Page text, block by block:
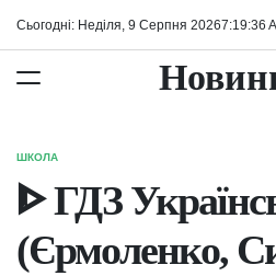
Сьогодні: Неділя, 9 Серпня 20267:19:37
ОПУБЛІКУВАТИ
У
ШКОЛА
ᐈ ГДЗ
(Єрмоленко,